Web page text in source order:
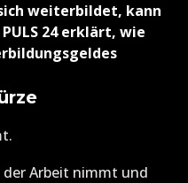
weiterbildet, kann
24 erklärt, wie
der Arbeit nimmt und